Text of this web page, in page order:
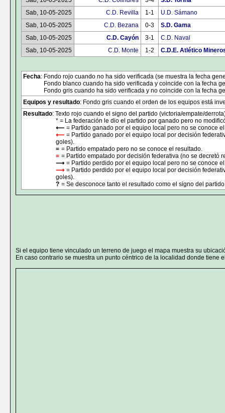
Sab, 10-05-2025
C.D. Revilla 1-1
U.D. Sámano
Sab, 10-05-2025
C.D. Bezana 0-3
S.D. Gama
Sab, 10-05-2025
C.D. Cayón 3-1
C.D. Naval
Sab, 10-05-2025
C.D. Monte 1-2 C.D.E. Atlético
Fecha: Fondo rojo cuando no ha sido verificada (se muestra la fecha
Fondo blanco cuando ha sido verificada y coincide con la fecha
Fondo gris cuando ha sido verificada y no coincide con la fecha
Equipos y resultado: Fondo gris cuando el orden de los equipos está
Resultado: Texto rojo cuando el signo del partido (victoria/empate/
* = La federación le dio el partido por ganado pero no
⟵ = Partido ganado por el equipo local pero no se conoce
⟵ = Partido ganado por el equipo local por decisión
goles).
= = Partido empatado pero no se conoce el resultado.
= = Partido empatado por decisión federativa (no se decretó
⟶ = Partido perdido por el equipo local pero no se conoce
⟶ = Partido perdido por el equipo local por decisión
goles).
? = Se desconoce tanto el resultado como el signo del
Si el equipo tiene vinculado un terreno de juego el mapa muestra su
En caso contrario se muestra un punto céntrico de la localidad donde tiene